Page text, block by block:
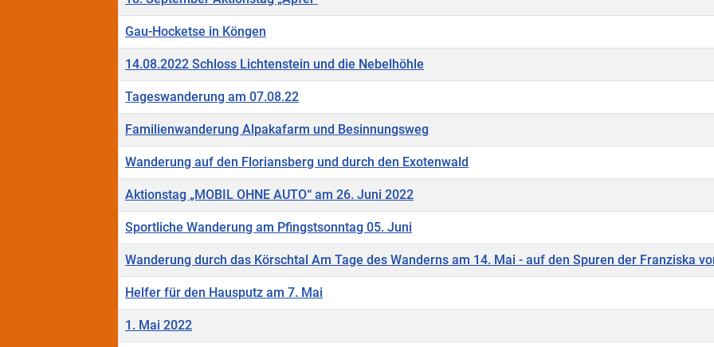
Gau-Hocketse in Köngen
14.08.2022 Schloss Lichtenstein und die Nebelhöhle
Tageswanderung am 07.08.22
Familienwanderung Alpakafarm und Besinnungsweg
Wanderung auf den Floriansberg und durch den Exotenwald
Aktionstag „MOBIL OHNE AUTO“ am 26. Juni 2022
Sportliche Wanderung am Pfingstsonntag 05. Juni
Wanderung durch das Körschtal Am Tage des Wanderns am 14. Mai - auf den Spuren der Franziska
Helfer für den Hausputz am 7. Mai
1. Mai 2022